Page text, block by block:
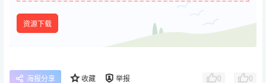
资源下载
海报分享 收藏 举报 0 0